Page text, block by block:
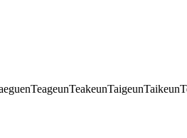
TeageunTeakeunTaigeunTaikeun